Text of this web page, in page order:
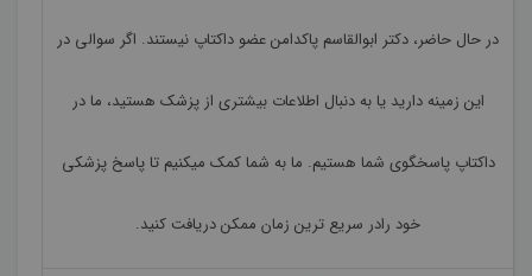
در حال حاضر، دکتر ابوالقاسم پاکدامنعضو داکتاپ نیستند. اگر سوالی در
این زمینه دارید یا به دنبال اطلاعات بیشتری از پزشک هستید، ما در
داکتاپ پاسخگوی شما هستیم. ما به شما کمک میکنیم تا پاسخ پزشکی
خود رادر سریع ترین زمان ممکن دریافت کنید.